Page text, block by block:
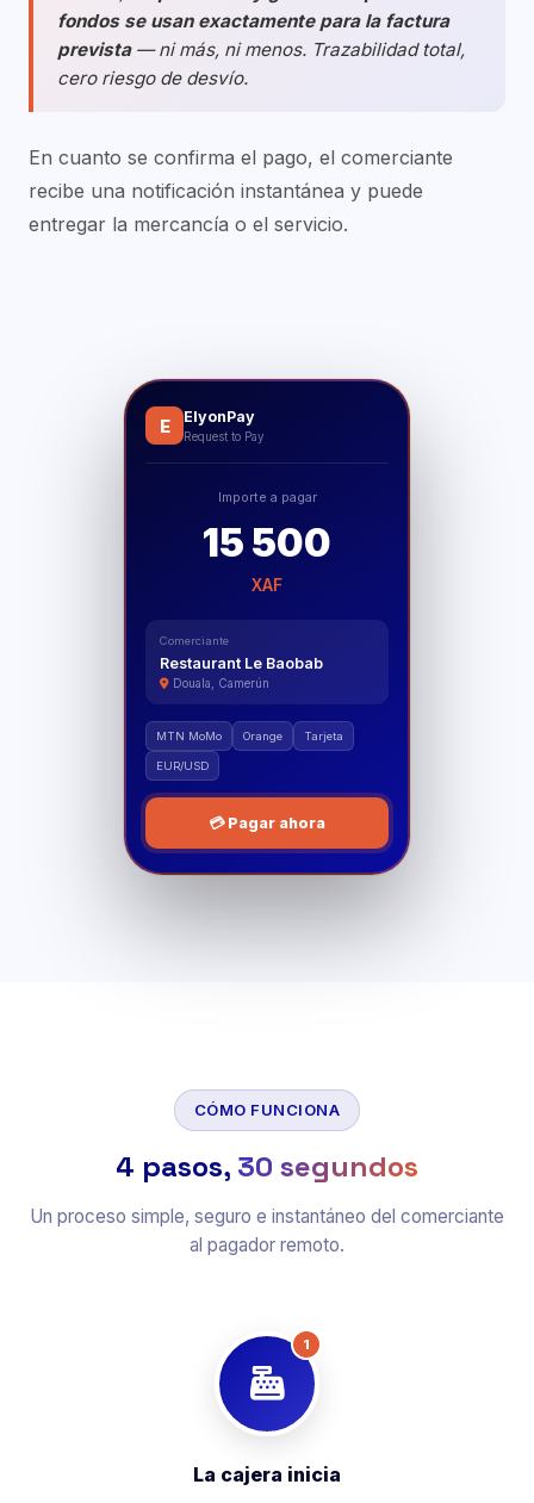
fondos se usan exactamente para la factura
prevista— ni más, ni menos. Trazabilidad total,
cero riesgo de desvío.
En cuanto se confirma el pago, el comerciante
recibe una notificación instantánea y puede
entregar la mercancía o el servicio.
E ElyonPay
Request to Pay
Importe a pagar
15 500
XAF
Comerciante
Restaurant Le Baobab
Douala, Camerún
MTN MoMo Orange Tarjeta
EUR/USD
💳 Pagar ahora
CÓMO FUNCIONA
4 pasos, 30 segundos
Un proceso simple, seguro e instantáneo del comerciante
al pagador remoto.
1
La cajera inicia